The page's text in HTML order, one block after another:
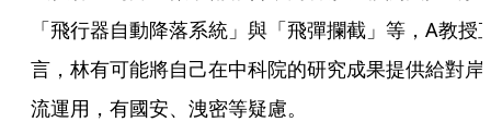
「飛行器自動降落系統」與「飛彈攔截」等，A教授
言，林有可能將自己在中科院的研究成果提供給對岸
流運用，有國安、洩密等疑慮。